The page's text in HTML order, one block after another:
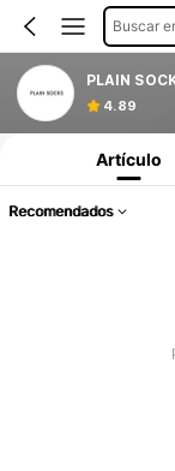
Buscar
PLAIN
4.89
Artículo
Recomendados